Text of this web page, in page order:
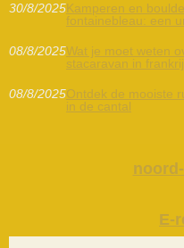
30/8/2025Kamperen en
fontainebleau: een
08/8/2025Wat je moet weten
stacaravan in
08/8/2025Ontdek de mooiste
in de cantal
E-